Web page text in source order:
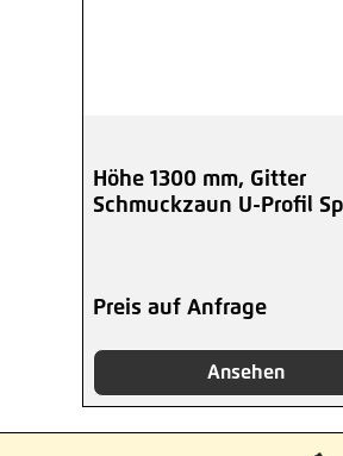
Höhe 1300 mm, Gitter
Schmuckzaun U-Profil
Preis auf Anfrage
Ansehen